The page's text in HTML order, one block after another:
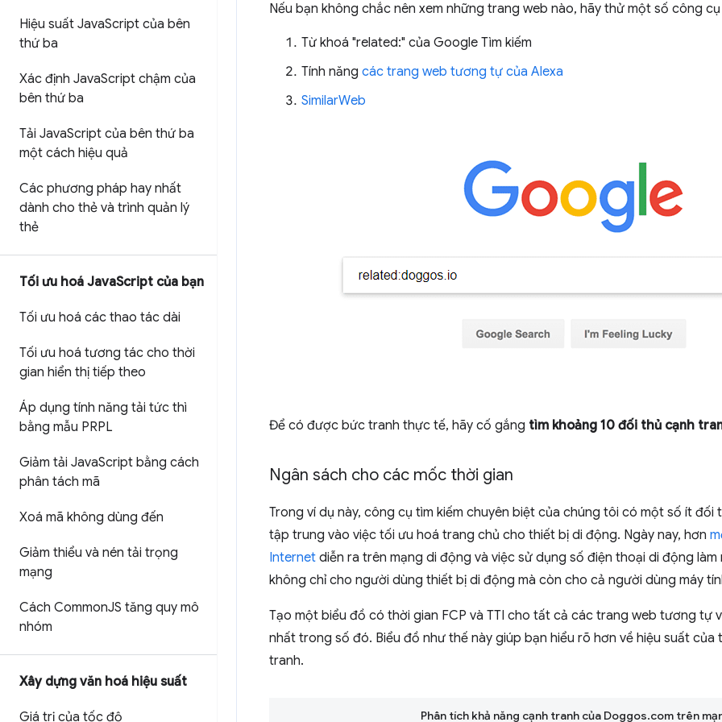
Hiệu suất JavaScript của bên
thứ ba
Xác định JavaScript chậm của
bên thứ ba
Tải JavaScript của bên thứ ba
một cách hiệu quả
Các phương pháp hay nhất
dành cho thẻ và trình quản lý
thẻ
Tối ưu hoá JavaScript của bạn
Tối ưu hoá các thao tác dài
Tối ưu hoá tương tác cho thời
gian hiển thị tiếp theo
Áp dụng tính năng tải tức thì
bằng mẫu PRPL
Giảm tải JavaScript bằng cách
phân tách mã
Xoá mã không dùng đến
Giảm thiểu và nén tải trọng
mạng
Cách CommonJS tăng quy mô
nhóm
Xây dựng văn hoá hiệu suất
Giá trị của tốc độ
Nếu bạn không chắc nên xem những trang web nào, hãy thử một số công
Từ khoá "related:" của Google Tìm kiếm
Tính năng các trang web tương tự của Alexa
SimilarWeb
Để có được bức tranh thực tế, hãy cố gắng tìm khoảng 10 đối thủ cạnh
Ngân sách cho các mốc thời gian
Trong ví dụ này, công cụ tìm kiếm chuyên biệt của chúng tôi có một số ít đối
tập trung vào việc tối ưu hoá trang chủ cho thiết bị di động. Ngày nay, hơn
Internet diễn ra trên mạng di động và việc sử dụng số điện thoại di động làm
không chỉ cho người dùng thiết bị di động mà còn cho cả người dùng máy
Tạo một biểu đồ có thời gian FCP và TTI cho tất cả các trang web tương tự
nhất trong số đó. Biểu đồ như thế này giúp bạn hiểu rõ hơn về hiệu suất
tranh.
Phân tích khả năng cạnh tranh của Doggos.com trên